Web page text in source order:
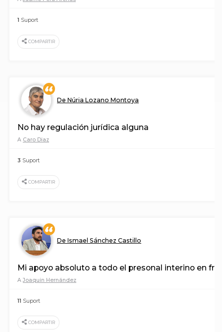
1 Suport
COMPARTIR
De Núria Lozano Montoya
No hay regulación jurídica alguna
A Caro Diaz
3 Suport
COMPARTIR
De Ismael Sánchez Castillo
Mi apoyo absoluto a todo el presonal interino en
A Joaquin Hernández
11 Suport
COMPARTIR